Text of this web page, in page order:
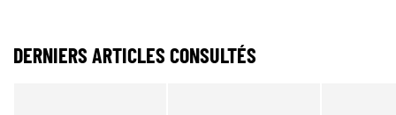
DERNIERS ARTICLES CONSULTÉS